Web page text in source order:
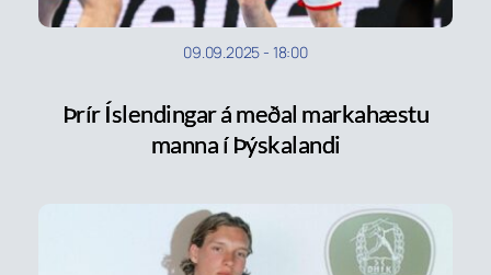
09.09.2025 - 18:00
Þrír Íslendingar á meðal markahæstu
manna í Þýskalandi